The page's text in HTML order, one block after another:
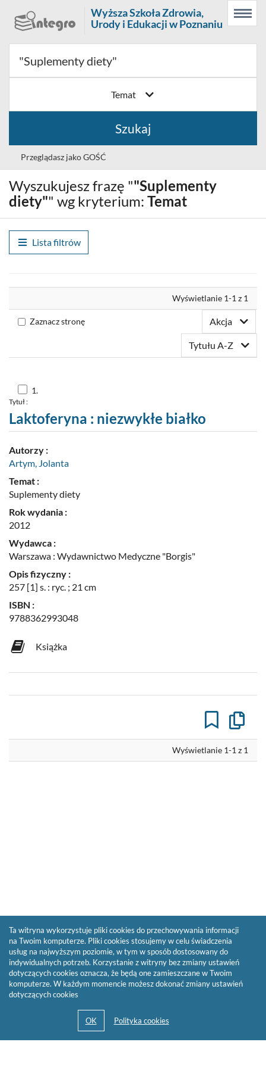
Menu
główne
Wyszukiwarka
Treść
główna
Menu
Prolib
Integro
strona
główna
Wyższa Szkoła Zdrowia,
Urody i Edukacji w Poznaniu
Temat
Szukaj
Przeglądasz jako GOŚĆ
Wybór
języka
Polski (PL)
Zaloguj
Zaproponuj zakup
Wyszukujesz frazę ""Suplementy
diety"" wg kryterium: Temat
Lista filtrów
Wyświetlanie 1-1 z 1
Zaznacz stronę Akcja
Tytułu A-Z
Skocz
do
nr
1
1.
Tytuł :
Laktoferyna : niezwykłe białko
Autorzy :
Artym, Jolanta
Temat :
Suplementy diety
Rok wydania :
2012
Wydawca :
Warszawa : Wydawnictwo Medyczne "Borgis"
Opis fizyczny :
257 [1] s. : ryc. ; 21 cm
ISBN :
9788362993048
Książka
do
Wyświetlanie 1-1 z 1
Ta witryna wykorzystuje pliki cookies do przechowywania informacji
na Twoim komputerze. Pliki cookies stosujemy w celu świadczenia
usług na najwyższym poziomie, w tym w sposób dostosowany do
indywidualnych potrzeb. Korzystanie z witryny bez zmiany ustawień
dotyczących cookies oznacza, że będą one zamieszczane w Twoim
komputerze. W każdym momencie możesz dokonać zmiany ustawień
dotyczących cookies